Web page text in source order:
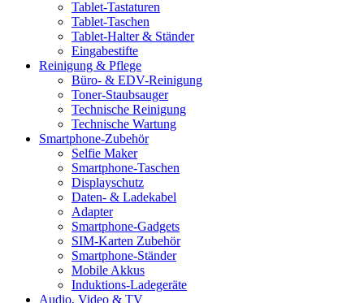
Tablet-Tastaturen
Tablet-Taschen
Tablet-Halter & Ständer
Eingabestifte
Reinigung & Pflege
Büro- & EDV-Reinigung
Toner-Staubsauger
Technische Reinigung
Technische Wartung
Smartphone-Zubehör
Selfie Maker
Smartphone-Taschen
Displayschutz
Daten- & Ladekabel
Adapter
Smartphone-Gadgets
SIM-Karten Zubehör
Smartphone-Ständer
Mobile Akkus
Induktions-Ladegeräte
Audio, Video & TV